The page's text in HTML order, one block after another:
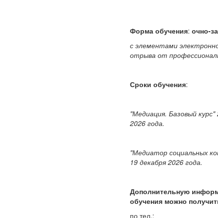
Форма обучения: очно-
с элементами
отрыва от
Сроки обучения:
"Медиация. Базовый
2026 года.
"Медиатор социальных
19 декабря 2026 года.
Дополнительную
обучения можно
по тел.: